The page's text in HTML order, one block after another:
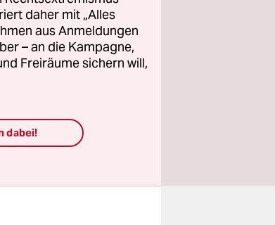
daher mit „Alles
aus Anmeldungen
– an die Kampagne,
Freiräume sichern will,
dabei!